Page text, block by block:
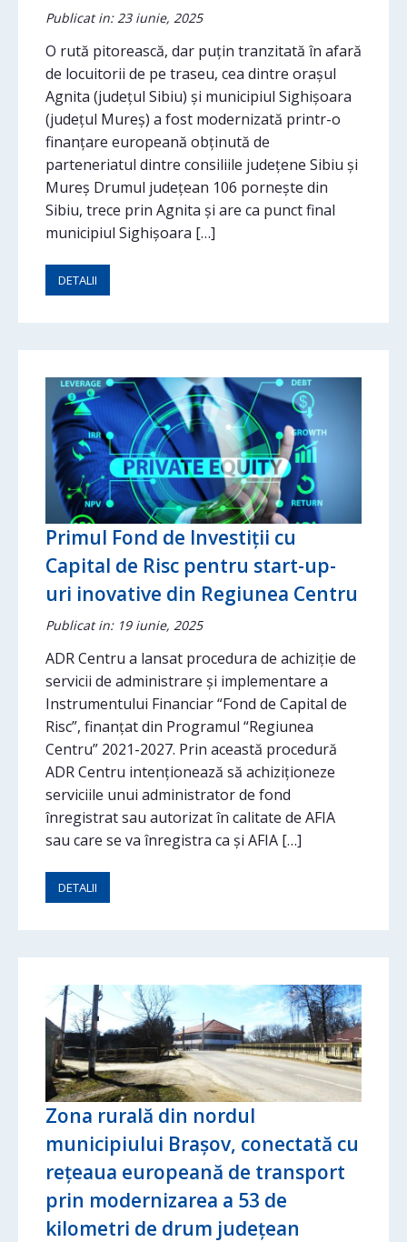
Publicat in: 23 iunie, 2025
O rută pitorească, dar puțin tranzitată în afară
de locuitorii de pe traseu, cea dintre orașul
Agnita (județul Sibiu) și municipiul Sighișoara
(județul Mureș) a fost modernizată printr-o
finanțare europeană obținută de
parteneriatul dintre consiliile județene Sibiu și
Mureș Drumul județean 106 pornește din
Sibiu, trece prin Agnita și are ca punct final
municipiul Sighișoara […]
DETALII
Primul Fond de Investiții cu
Capital de Risc pentru start-up-
uri inovative din Regiunea Centru
Publicat in: 19 iunie, 2025
ADR Centru a lansat procedura de achiziție de
servicii de administrare și implementare a
Instrumentului Financiar “Fond de Capital de
Risc”, finanțat din Programul “Regiunea
Centru” 2021-2027. Prin această procedură
ADR Centru intenționează să achiziționeze
serviciile unui administrator de fond
înregistrat sau autorizat în calitate de AFIA
sau care se va înregistra ca și AFIA […]
DETALII
Zona rurală din nordul
municipiului Brașov, conectată cu
rețeaua europeană de transport
prin modernizarea a 53 de
kilometri de drum județean